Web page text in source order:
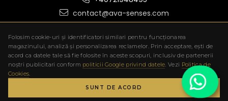
contact@ava-senses.com
Platforma E-commerce by Gomag
Folosim cookie-uri și identificatori similari pentru funcționarea
magazinului, analiză și personalizarea reclamelor. Prin acceptare, ești de
acord ca datele tale să fie folosite în aceste scopuri, inclusiv de partenerii
noștri publicitari conform politicii Google privind datele. Vezi Politica de
Cookies.
SUNT DE ACORD